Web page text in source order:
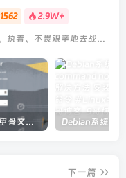
1562 2.9W+
面对困难的时候，要勇敢、执着、不畏艰辛地去战胜它
2024年最新甲骨文注册及申请免费 VPS 教程
下一篇